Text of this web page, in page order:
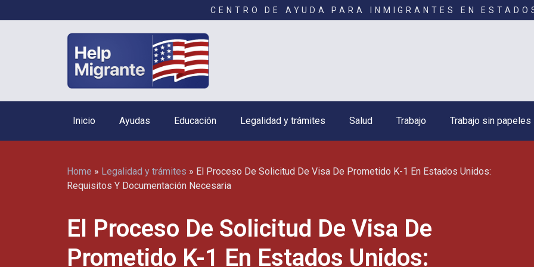
CENTRO DE AYUDA PARA INMIGRANTES EN
Inicio Ayudas Educación Legalidad y trámites Salud Trabajo Trabajo sin papeles
Home » Legalidad y trámites » El Proceso De Solicitud De Visa De Prometido K-1 En Estados Unidos:
Requisitos Y Documentación Necesaria
El Proceso De Solicitud De Visa De
Prometido K-1 En Estados Unidos: